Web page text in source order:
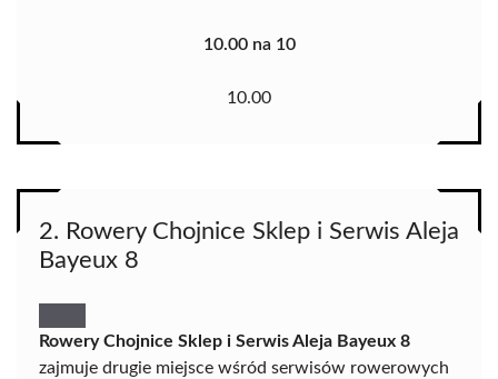
10.00 na 10
10.00
2. Rowery Chojnice Sklep i Serwis Aleja
Bayeux 8
Rowery Chojnice Sklep i Serwis Aleja Bayeux 8
zajmuje drugie miejsce wśród serwisów rowerowych